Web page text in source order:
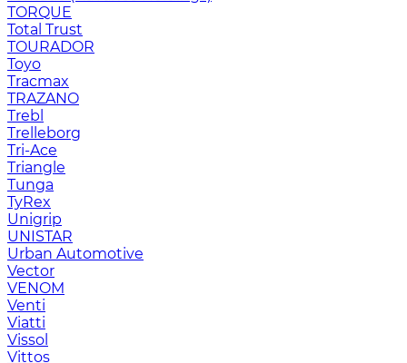
TORQUE
Total Trust
TOURADOR
Toyo
Tracmax
TRAZANO
Trebl
Trelleborg
Tri-Ace
Triangle
Tunga
TyRex
Unigrip
UNISTAR
Urban Automotive
Vector
VENOM
Venti
Viatti
Vissol
Vittos